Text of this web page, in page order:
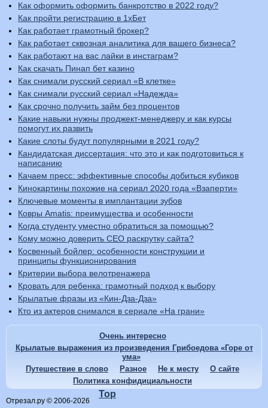
Как оформить оформить банкротство в 2022 году?
Как пройти регистрацию в 1хБет
Как работает грамотный брокер?
Как работает сквозная аналитика для вашего бизнеса?
Как работают на вас лайки в инстаграм?
Как скачать Пинап бет кaзино
Как снимали русский сериал «В клетке»
Как снимали русский сериал «Надежда»
Как срочно получить займ без процентов
Какие навыки нужны проджект-менеджеру и как курсы
помогут их развить
Какие слоты будут популярными в 2021 году?
Кандидатская диссертация: что это и как подготовиться к
написанию
Качаем пресс: эффективные способы добиться кубиков
Кинокартины похожие на сериал 2020 года «Взаперти»
Ключевые моменты в имплантации зубов
Ковры Amatis: преимущества и особенности
Когда студенту уместно обратиться за помощью?
Кому можно доверить СЕО раскрутку сайта?
Косвенный бойлер: особенности конструкции и
принципы функционирования
Критерии выбора велотренажера
Кровать для ребенка: грамотный подход к выбору
Крылатые фразы из «Кин-Дза-Дза»
Кто из актеров снимался в сериале «На грани»
Очень интересно
Крылатые выражения из произведения Грибоедова «Горе от
ума»
Путешествие в слово
Разное Не к месту
О сайте
Политика конфидициальности
Отрезал.ру © 2006-2026
Top